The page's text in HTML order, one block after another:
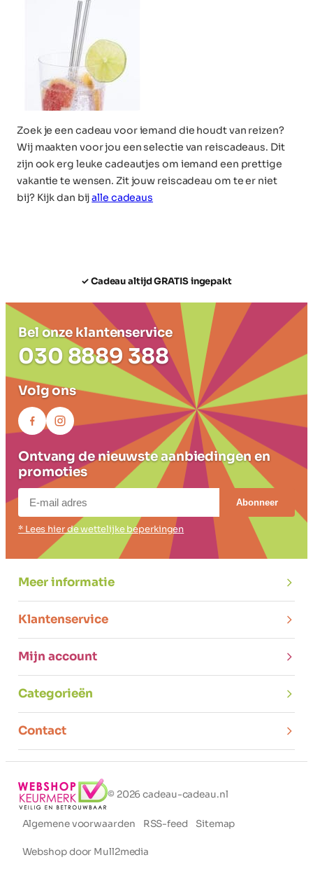
Zoek je een cadeau voor iemand die houdt van reizen?
Wij maakten voor jou een selectie van reiscadeaus. Dit
zijn ook erg leuke cadeautjes om iemand een prettige
vakantie te wensen. Zit jouw reiscadeau om te er niet
bij? Kijk dan bijalle cadeaus
✓ Cadeau altijd GRATIS ingepakt
Bel onze klantenservice
030 8889 388
Volg ons
Ontvang de nieuwste aanbiedingen en
promoties
Abonneer
* Lees hier de wettelijke beperkingen
Meer informatie
Klantenservice
Mijn account
Categorieën
Contact
© 2026 cadeau-cadeau.nl
Algemene voorwaarden RSS-feed Sitemap
Webshop door Mull2media